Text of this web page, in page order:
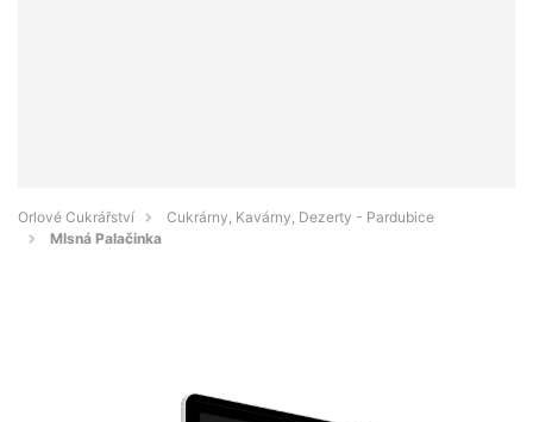
Orlové Cukrářství
Cukrárny, Kavárny, Dezerty - Pardubice
Mlsná Palačinka